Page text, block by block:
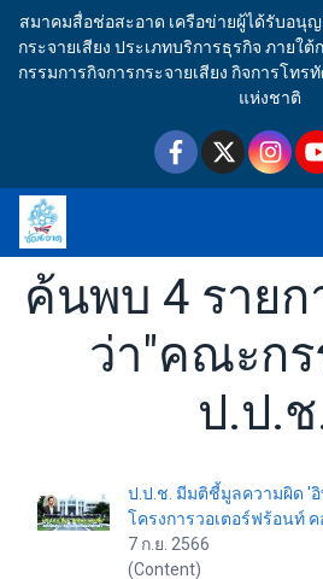
สมาคมสื่อช่อสะอาด เครือข่ายผู้ได้รับอนุ
กระจายเสียง ประเภทบริการธุรกิจ ภายใ
กรรมการกิจการกระจายเสียง กิจการโท
แห่งชาติ
ค้นพบ 4 รายก
ว่า"คณะกร
ป.ป.ช
ป.ป.ช. มีมติชี้มูลความผิด '
โครงการวอเตอร์ฟร้อนท์
7 ก.ย. 2566
(Content)